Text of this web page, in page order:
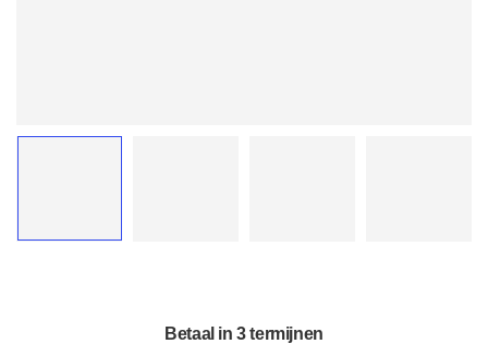
Betaal in 3 termijnen